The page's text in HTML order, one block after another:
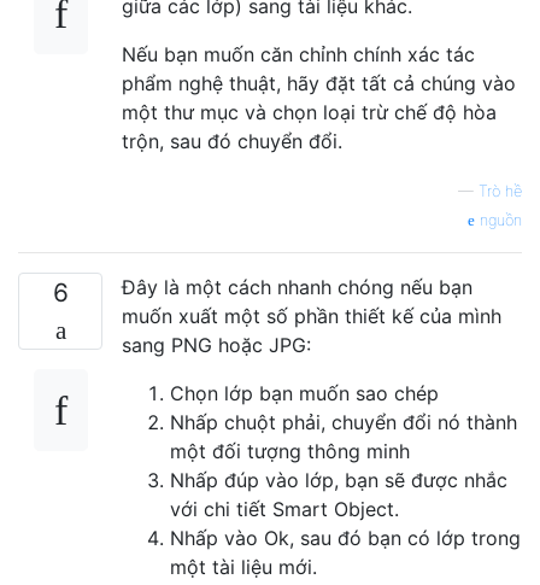
var targetDoc =
  if ( app.activeDocument != sourceDoc ) {
    app.activeDocument = sourceDoc;
  }
if ( typeof layersToCopy === 'string' )
sourceGroup =
else if (
for ( var i = 0; i <
sourceLayer =
    }
  }
giữa các lớp) sang tài liệu khác.
Nếu bạn muốn căn chỉnh chính xác tác
phẩm nghệ thuật, hãy đặt tất cả chúng vào
một thư mục và chọn loại trừ chế độ hòa
trộn, sau đó chuyển đổi.
— Trò hề
nguồn
6
Đây là một cách nhanh chóng nếu bạn
muốn xuất một số phần thiết kế của mình
sang PNG hoặc JPG:
Chọn lớp bạn muốn sao chép
Nhấp chuột phải, chuyển đổi nó thành
một đối tượng thông minh
Nhấp đúp vào lớp, bạn sẽ được nhắc
với chi tiết Smart Object.
Nhấp vào Ok, sau đó bạn có lớp trong
một tài liệu mới.